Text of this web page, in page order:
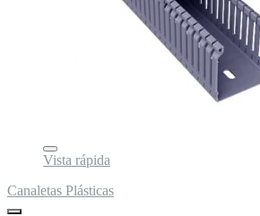
Vista rápida
Canaletas Plásticas